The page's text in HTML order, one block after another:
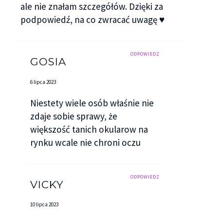
ale nie znałam szczegółów. Dzięki za
podpowiedź, na co zwracać uwagę ♥️
ODPOWIEDZ
GOSIA
6 lipca 2023
Niestety wiele osób właśnie nie
zdaje sobie sprawy, że
większość tanich okularow na
rynku wcale nie chroni oczu
ODPOWIEDZ
VICKY
10 lipca 2023